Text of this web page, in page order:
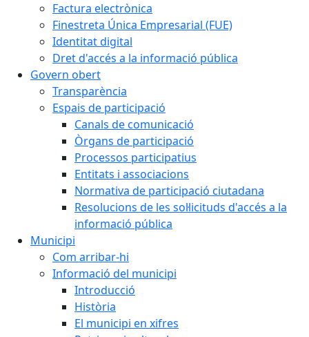
Factura electrònica
Finestreta Única Empresarial (FUE)
Identitat digital
Dret d'accés a la informació pública
Govern obert
Transparència
Espais de participació
Canals de comunicació
Òrgans de participació
Processos participatius
Entitats i associacions
Normativa de participació ciutadana
Resolucions de les sol·licituds d'accés a la
informació pública
Municipi
Com arribar-hi
Informació del municipi
Introducció
Història
El municipi en xifres